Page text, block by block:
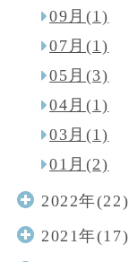
09月(1)
07月(1)
05月(3)
04月(1)
03月(1)
01月(2)
2022年(22)
2021年(17)